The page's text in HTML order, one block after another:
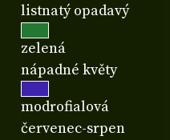
listnatý opadavý
zelená
nápadné květy
modrofialová
červenec-srpen